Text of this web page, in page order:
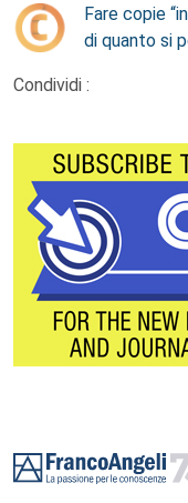
Fare copie
di quanto si
Condividi :